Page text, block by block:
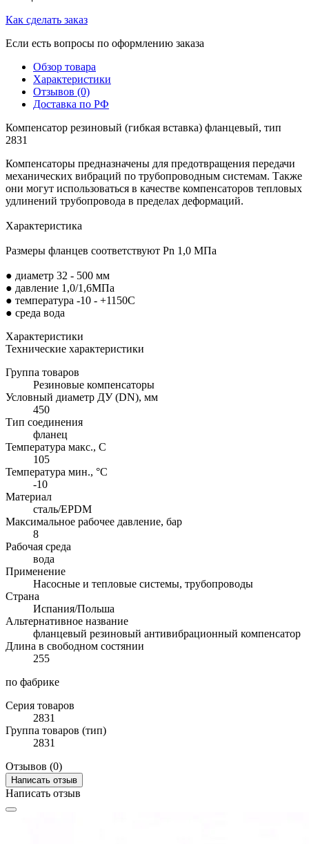
Как сделать заказ
Если есть вопросы по оформлению заказа
Обзор товара
Характеристики
Отзывов (0)
Доставка по РФ
Компенсатор резиновый (гибкая вставка) фланцевый, тип
2831
Компенсаторы предназначены для предотвращения передачи
механических вибраций по трубопроводным системам. Также
они могут использоваться в качестве компенсаторов тепловых
удлинений трубопровода в пределах деформаций.
Характеристика
Размеры фланцев соответствуют Pn 1,0 МПа
● диаметр 32 - 500 мм
● давление 1,0/1,6МПа
● температура -10 - +1150С
● среда вода
Характеристики
Технические характеристики
Группа товаров
Резиновые компенсаторы
Условный диаметр ДУ (DN), мм
450
Тип соединения
фланец
Температура макс., С
105
Температура мин., °C
-10
Материал
сталь/EPDM
Максимальное рабочее давление, бар
8
Рабочая среда
вода
Применение
Насосные и тепловые системы, трубопроводы
Страна
Испания/Польша
Альтернативное название
фланцевый резиновый антивибрационный компенсатор
Длина в свободном состянии
255
по фабрике
Серия товаров
2831
Группа товаров (тип)
2831
Отзывов (0)
Написать отзыв
Написать отзыв